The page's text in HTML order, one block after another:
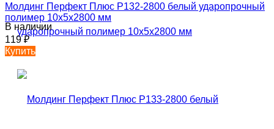
Молдинг Перфект Плюс P132-2800 белый ударопрочный
полимер 10х5х2800 мм
В наличии
119₽
Купить